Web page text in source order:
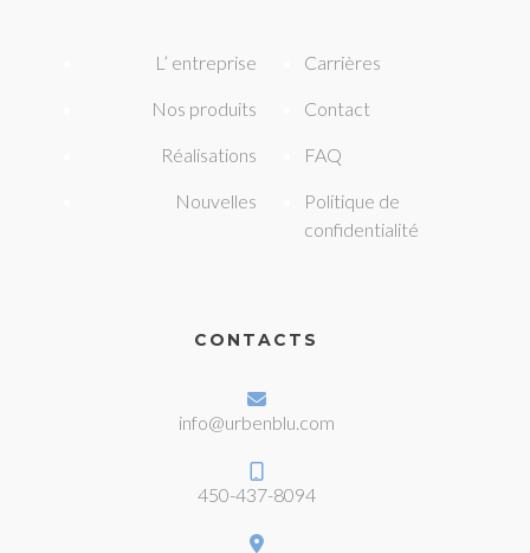
L’ entreprise
Nos produits
Réalisations
Nouvelles
Carrières
Contact
FAQ
Politique de
confidentialité
CONTACTS
info@urbenblu.com
450-437-8094